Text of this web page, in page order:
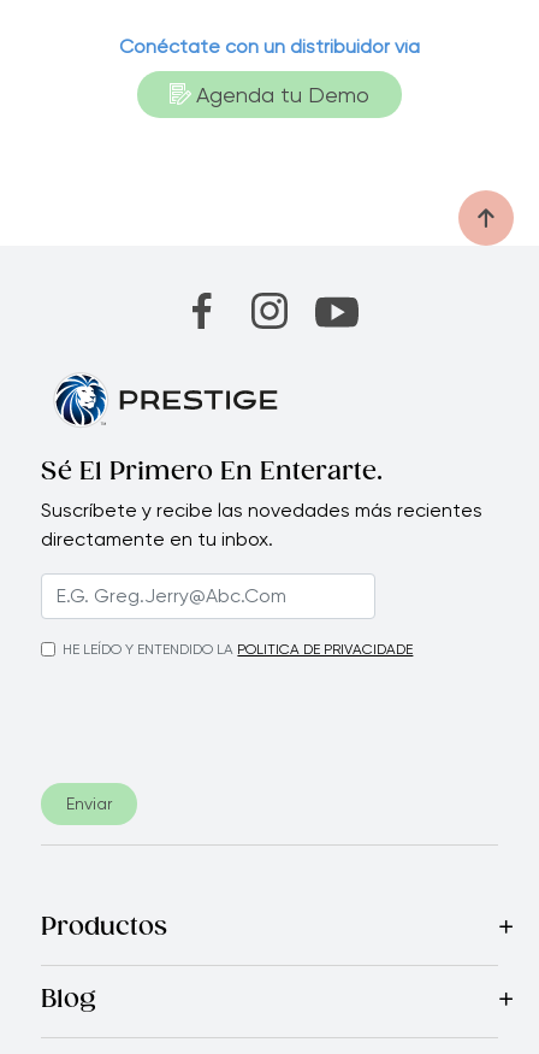
Conéctate con un distribuidor vía
Agenda tu Demo
Sé El Primero En Enterarte.
Suscríbete y recibe las novedades más recientes
directamente en tu inbox.
HE LEÍDO Y ENTENDIDO LA POLITICA DE PRIVACIDADE
Enviar
Productos
Más Vendidos
Blog